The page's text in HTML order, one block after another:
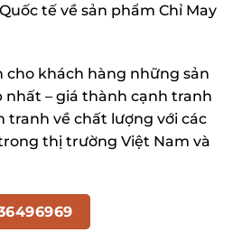
tế về sản phẩm Chỉ May
cho khách hàng những sản
– giá thành cạnh tranh
tranh về chất lượng với các
thị trường Việt Nam và